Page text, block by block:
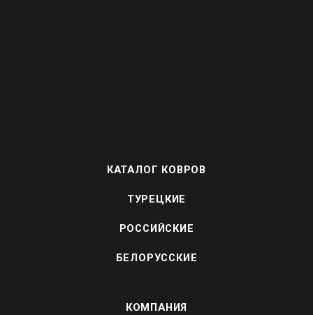
КАТАЛОГ КОВРОВ
ТУРЕЦКИЕ
РОССИЙСКИЕ
БЕЛОРУССКИЕ
КОМПАНИЯ